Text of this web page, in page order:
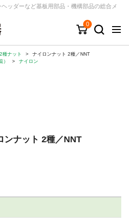
ッダーなど基板用部品・機構部品の総合メ
0
2種ナット >
ナイロンナット 2種／NNT
） > ナイロン
ンナット 2種／NNT